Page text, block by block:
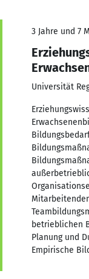
3 Jahre und 7
Universität
betrieblichen
Planung und
Empirische